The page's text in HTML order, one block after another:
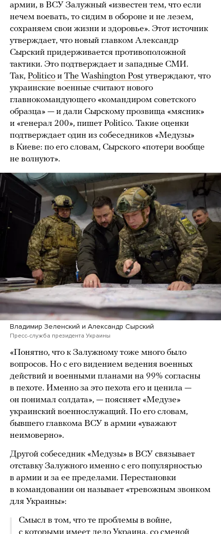
армии, в ВСУ Залужный «известен тем, что если
нечем воевать, то сидим в обороне и не лезем,
сохраняем свои жизни и здоровье». Этот источник
утверждает, что новый главком Александр
Сырский придерживается противоположной
тактики. Это подтверждает и западные СМИ.
Так, Politico и The Washington Post утверждают, что
украинские военные считают нового
главнокомандующего «командиром советского
образца» — и дали Сырскому прозвища «мясник»
и «генерал 200», пишет Politico. Такие оценки
подтверждает один из собеседников «Медузы»
в Киеве: по его словам, Сырского «потери вообще
не волнуют».
Владимир Зеленский и Александр Сырский
Пресс-служба президента Украины
«Понятно, что к Залужному тоже много было
вопросов. Но с его видением ведения военных
действий и военными планами на 99% согласны
в пехоте. Именно за это пехота его и ценила —
он понимал солдата», — поясняет «Медузе»
украинский военнослужащий. По его словам,
бывшего главкома ВСУ в армии «уважают
неимоверно».
Другой собеседник «Медузы» в ВСУ связывает
отставку Залужного именно с его популярностью
в армии и за ее пределами. Перестановки
в командовании он называет «тревожным звонком
для Украины»:
Смысл в том, что те проблемы в войне,